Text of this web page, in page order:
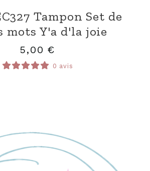
Tampon Set de
mots Y'a d'la joie
5,00 €
0 avis